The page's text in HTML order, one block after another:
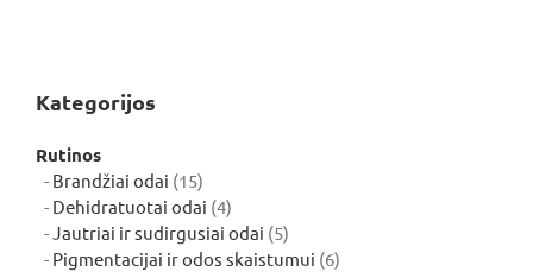
Kategorijos
Rutinos
Brandžiai odai 1515
produktų
Dehidratuotai odai 44
produktai
Jautriai ir sudirgusiai odai 55
produktai
Pigmentacijai ir odos skaistumui 66